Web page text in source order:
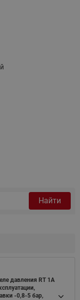
Найти
давления RT 1A
-0,8-5 бар,